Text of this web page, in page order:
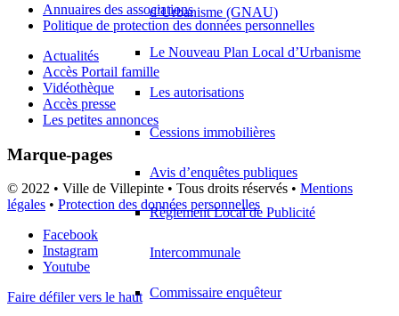
d’Urbanisme (GNAU)
Le Nouveau Plan Local d’Urbanisme
Les autorisations
Cessions immobilières
Avis d’enquêtes publiques
Règlement Local de Publicité
Intercommunale
Commissaire enquêteur
Annuaires des associations
Politique de protection des données personnelles
Actualités
Accès Portail famille
Vidéothèque
Accès presse
Les petites annonces
Marque-pages
© 2022 • Ville de Villepinte • Tous droits réservés • Mentions
légales • Protection des données personnelles
Facebook
Instagram
Youtube
Faire défiler vers le haut